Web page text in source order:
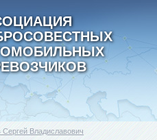
Сергей Владиславович